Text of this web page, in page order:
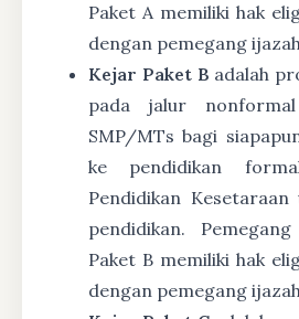
Paket A memiliki hak
dengan pemegang
Kejar Paket B adalah
pada jalur
SMP/MTs bagi
ke pendidikan
Pendidikan
pendidikan.
Paket B memiliki hak
dengan pemegang